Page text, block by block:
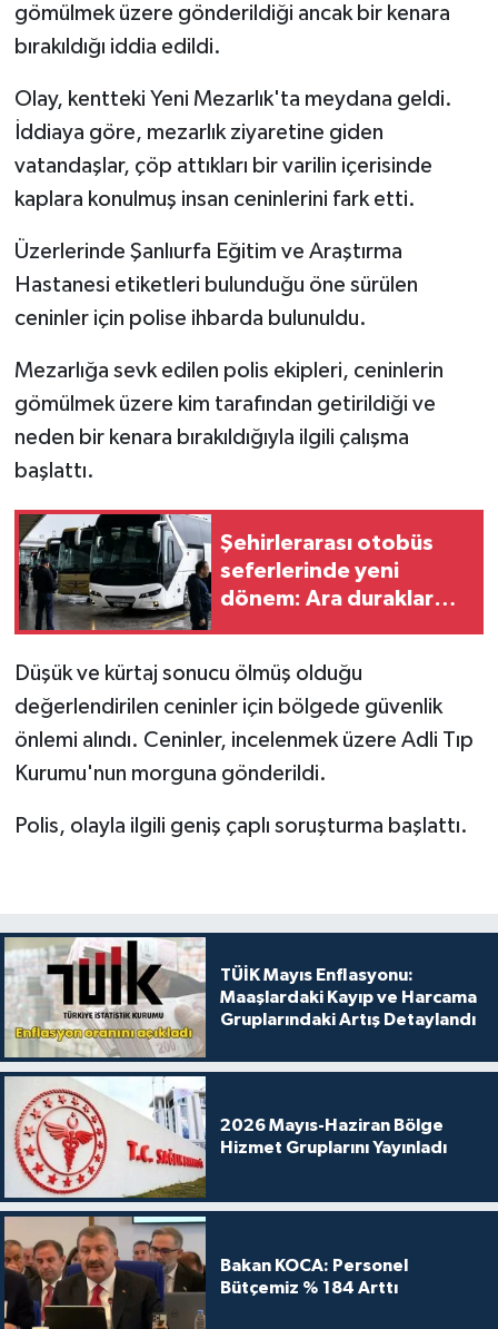
gömülmek üzere gönderildiği ancak bir kenara
bırakıldığı iddia edildi.
Olay, kentteki Yeni Mezarlık'ta meydana geldi.
İddiaya göre, mezarlık ziyaretine giden
vatandaşlar, çöp attıkları bir varilin içerisinde
kaplara konulmuş insan ceninlerini fark etti.
Üzerlerinde Şanlıurfa Eğitim ve Araştırma
Hastanesi etiketleri bulunduğu öne sürülen
ceninler için polise ihbarda bulunuldu.
Mezarlığa sevk edilen polis ekipleri, ceninlerin
gömülmek üzere kim tarafından getirildiği ve
neden bir kenara bırakıldığıyla ilgili çalışma
başlattı.
Şehirlerarası otobüs
seferlerinde yeni
dönem: Ara duraklar
Düşük ve kürtaj sonucu ölmüş olduğu
değerlendirilen ceninler için bölgede güvenlik
önlemi alındı. Ceninler, incelenmek üzere Adli Tıp
Kurumu'nun morguna gönderildi.
Polis, olayla ilgili geniş çaplı soruşturma başlattı.
TÜİK Mayıs Enflasyonu:
Maaşlardaki Kayıp ve Harcama
Gruplarındaki Artış Detaylandı
2026 Mayıs-Haziran Bölge
Hizmet Gruplarını Yayınladı
Bakan KOCA: Personel
Bütçemiz % 184 Arttı